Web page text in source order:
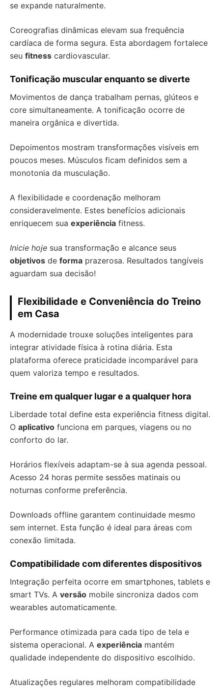
se expande naturalmente.
Coreografias dinâmicas elevam sua frequência
cardíaca de forma segura. Esta abordagem fortalece
seu fitness cardiovascular.
Tonificação muscular enquanto se diverte
Movimentos de dança trabalham pernas, glúteos e
core simultaneamente. A tonificação ocorre de
maneira orgânica e divertida.
Depoimentos mostram transformações visíveis em
poucos meses. Músculos ficam definidos sem a
monotonia da musculação.
A flexibilidade e coordenação melhoram
consideravelmente. Estes benefícios adicionais
enriquecem sua experiência fitness.
Inicie hoje sua transformação e alcance seus
objetivos de forma prazerosa. Resultados tangíveis
aguardam sua decisão!
Flexibilidade e Conveniência do Treino
em Casa
A modernidade trouxe soluções inteligentes para
integrar atividade física à rotina diária. Esta
plataforma oferece praticidade incomparável para
quem valoriza tempo e resultados.
Treine em qualquer lugar e a qualquer hora
Liberdade total define esta experiência fitness digital.
O aplicativo funciona em parques, viagens ou no
conforto do lar.
Horários flexíveis adaptam-se à sua agenda pessoal.
Acesso 24 horas permite sessões matinais ou
noturnas conforme preferência.
Downloads offline garantem continuidade mesmo
sem internet. Esta função é ideal para áreas com
conexão limitada.
Compatibilidade com diferentes dispositivos
Integração perfeita ocorre em smartphones, tablets e
smart TVs. A versão mobile sincroniza dados com
wearables automaticamente.
Performance otimizada para cada tipo de tela e
sistema operacional. A experiência mantém
qualidade independente do dispositivo escolhido.
Atualizações regulares melhoram compatibilidade